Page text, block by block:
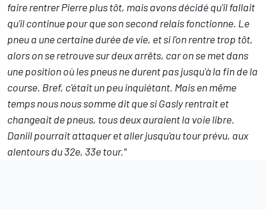
faire rentrer Pierre plus tôt, mais avons décidé qu'il fallait
qu'il continue pour que son second relais fonctionne. Le
pneu a une certaine durée de vie, et si l'on rentre trop tôt,
alors on se retrouve sur deux arrêts, car on se met dans
une position où les pneus ne durent pas jusqu'à la fin de la
course. Bref, c'était un peu inquiétant. Mais en même
temps nous nous somme dit que si Gasly rentrait et
changeait de pneus, tous deux auraient la voie libre.
Daniil pourrait attaquer et aller jusqu'au tour prévu, aux
alentours du 32e, 33e tour."